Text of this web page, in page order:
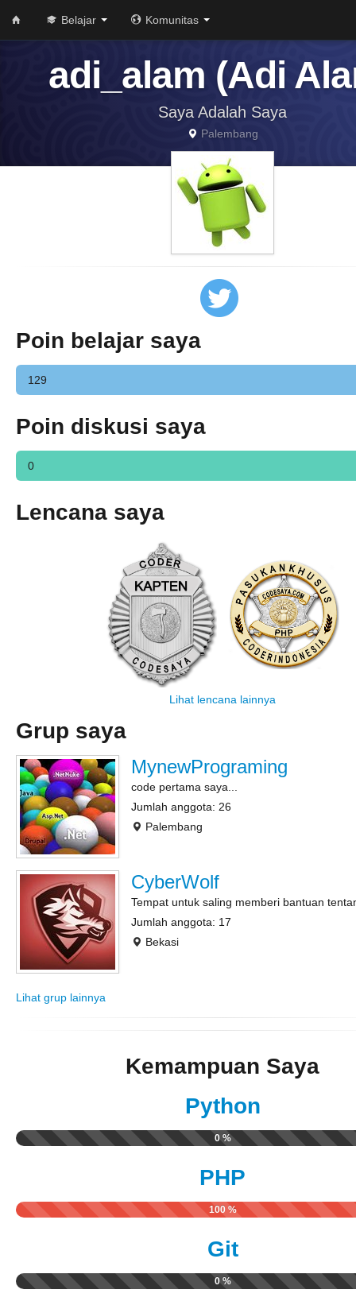
Belajar Komunitas
adi_alam (Adi
Saya Adalah Saya
Palembang
Poin belajar saya
129
Poin diskusi saya
0
Lencana saya
Lihat lencana lainnya
Grup saya
MynewPrograming
code pertama saya...
Jumlah anggota: 26
Palembang
CyberWolf
Tempat untuk saling memberi bantuan
Jumlah anggota: 17
Bekasi
Lihat grup lainnya
Kemampuan Saya
Python
0 %
PHP
100 %
Git
0 %